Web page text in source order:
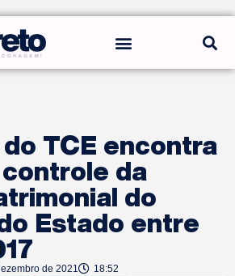
TCE encontra
da
do
Estado entre
de 2021 18:52